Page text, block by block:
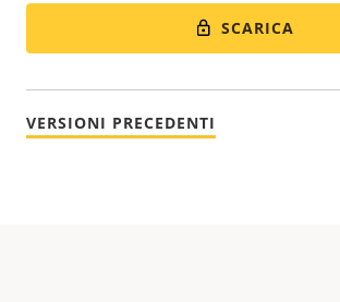
SCARICA
VERSIONI PRECEDENTI